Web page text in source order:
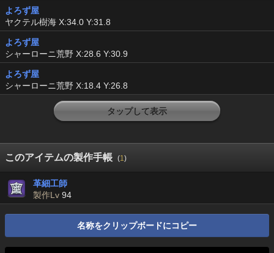
よろず屋
ヤクテル樹海 X:34.0 Y:31.8
よろず屋
シャーローニ荒野 X:28.6 Y:30.9
よろず屋
シャーローニ荒野 X:18.4 Y:26.8
タップして表示
このアイテムの製作手帳 (1)
革細工師
製作Lv 94
名称をクリップボードにコピー